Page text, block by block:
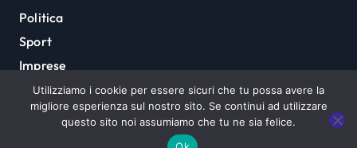
Politica
Sport
Imprese
Cultura
Utilizziamo i cookie per essere sicuri che tu possa avere la
migliore esperienza sul nostro sito. Se continui ad utilizzare
questo sito noi assumiamo che tu ne sia felice.